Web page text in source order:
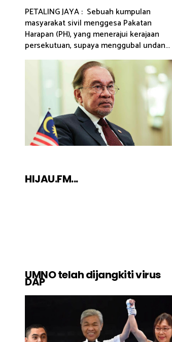
PETALING JAYA : Sebuah kumpulan
masyarakat sivil menggesa Pakatan
Harapan (PH), yang menerajui kerajaan
persekutuan, supaya menggubal undan...
HIJAU.FM...
UMNO telah dijangkiti virus
DAP